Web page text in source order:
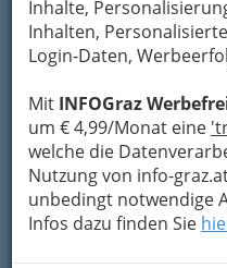
Inhalte,
Inhalten,
Login-Daten,
Mit INFOGraz
um € 4,99/Monat eine
welche die
Nutzung von info-
unbedingt notwendige
Infos dazu finden Sie
Unsere Genres
Galerien
Feststpiele